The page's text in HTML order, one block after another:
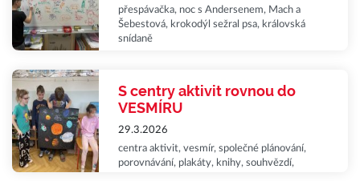
přespávačka, noc s Andersenem, Mach a
Šebestová, krokodýl sežral psa, královská
snídaně
S centry aktivit rovnou do
VESMÍRU
29.3.2026
centra aktivit, vesmír, společné plánování,
porovnávání, plakáty, knihy, souhvězdí,